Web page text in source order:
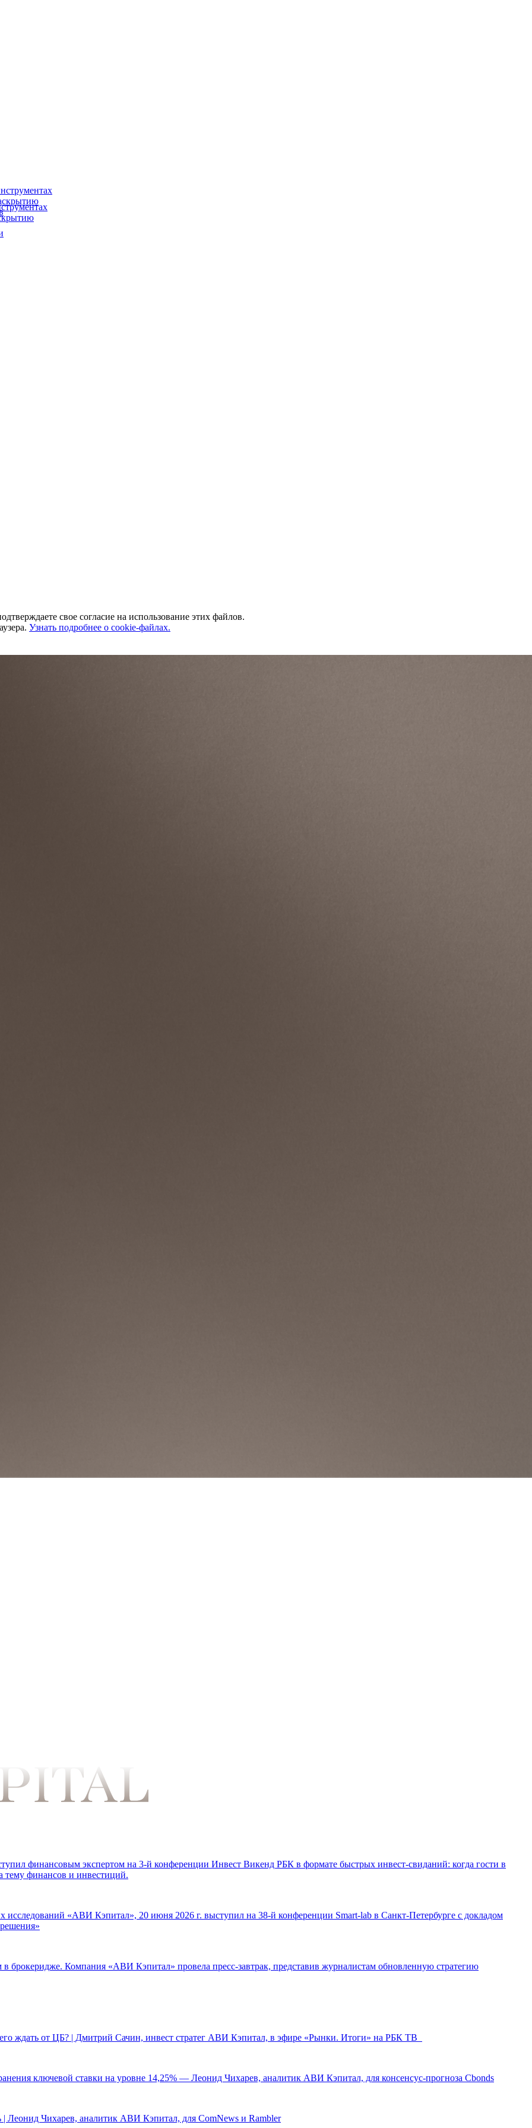
свое согласие на использование этих файлов.
Узнать подробнее о cookie-файлах.
финансовым экспертом на 3-й конференции Инвест Викенд РБК в формате быстрых инвест-свиданий: когда гости в
тему финансов и инвестиций.
исследований «АВИ Кэпитал», 20 июня 2026 г. выступил на 38-й конференции Smart-lab в Санкт-Петербурге с докладом
в брокеридже. Компания «АВИ Кэпитал» провела пресс-завтрак, представив журналистам обновленную стратегию
ждать от ЦБ? | Дмитрий Сачин, инвест стратег АВИ Кэпитал, в эфире «Рынки. Итоги» на РБК ТВ
ключевой ставки на уровне 14,25% — Леонид Чихарев, аналитик АВИ Кэпитал, для консенсус-прогноза Cbonds
Леонид Чихарев, аналитик АВИ Кэпитал, для ComNews и Rambler